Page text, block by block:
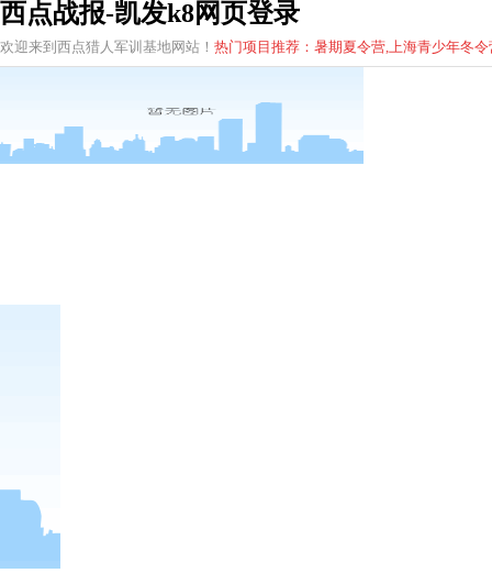
西点战报-凯发k8网页登录
欢迎来到西点猎人军训基地网站！ 热门项目推荐：暑期夏令营,上海青少年冬令